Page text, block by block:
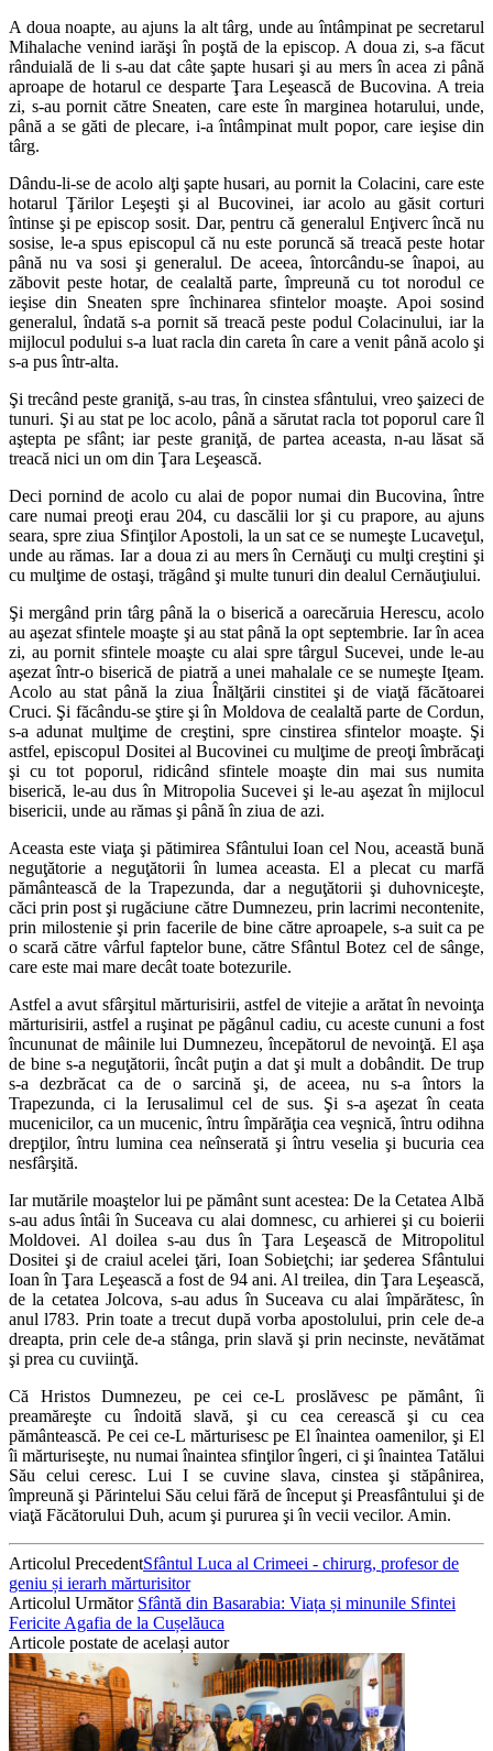
A doua noapte, au ajuns la alt târg, unde au întâmpinat pe secretarul
Mihalache venind iarăşi în poştă de la episcop. A doua zi, s-a făcut
rânduială de li s-au dat câte şapte husari şi au mers în acea zi până
aproape de hotarul ce desparte Ţara Leşească de Bucovina. A treia
zi, s-au pornit către Sneaten, care este în marginea hotarului, unde,
până a se găti de plecare, i-a întâmpinat mult popor, care ieşise din
târg.
Dându-li-se de acolo alţi şapte husari, au pornit la Colacini, care este
hotarul Ţărilor Leşeşti şi al Bucovinei, iar acolo au găsit corturi
întinse şi pe episcop sosit. Dar, pentru că generalul Enţiverc încă nu
sosise, le-a spus episcopul că nu este poruncă să treacă peste hotar
până nu va sosi şi generalul. De aceea, întorcându-se înapoi, au
zăbovit peste hotar, de cealaltă parte, împreună cu tot norodul ce
ieşise din Sneaten spre închinarea sfintelor moaşte. Apoi sosind
generalul, îndată s-a pornit să treacă peste podul Colacinului, iar la
mijlocul podului s-a luat racla din careta în care a venit până acolo şi
s-a pus într-alta.
Şi trecând peste graniţă, s-au tras, în cinstea sfântului, vreo şaizeci de
tunuri. Şi au stat pe loc acolo, până a sărutat racla tot poporul care îl
aştepta pe sfânt; iar peste graniţă, de partea aceasta, n-au lăsat să
treacă nici un om din Ţara Leşească.
Deci pornind de acolo cu alai de popor numai din Bucovina, între
care numai preoţi erau 204, cu dascălii lor şi cu prapore, au ajuns
seara, spre ziua Sfinţilor Apostoli, la un sat ce se numeşte Lucaveţul,
unde au rămas. Iar a doua zi au mers în Cernăuţi cu mulţi creştini şi
cu mulţime de ostaşi, trăgând şi multe tunuri din dealul Cernăuţiului.
Şi mergând prin târg până la o biserică a oarecăruia Herescu, acolo
au aşezat sfintele moaşte şi au stat până la opt septembrie. Iar în acea
zi, au pornit sfintele moaşte cu alai spre târgul Sucevei, unde le-au
aşezat într-o biserică de piatră a unei mahalale ce se numeşte Iţeam.
Acolo au stat până la ziua Înălţării cinstitei şi de viaţă făcătoarei
Cruci. Şi făcându-se ştire şi în Moldova de cealaltă parte de Cordun,
s-a adunat mulţime de creştini, spre cinstirea sfintelor moaşte. Şi
astfel, episcopul Dositei al Bucovinei cu mulţime de preoţi îmbrăcaţi
şi cu tot poporul, ridicând sfintele moaşte din mai sus numita
biserică, le-au dus în Mitropolia Sucevei şi le-au aşezat în mijlocul
bisericii, unde au rămas şi până în ziua de azi.
Aceasta este viaţa şi pătimirea Sfântului Ioan cel Nou, această bună
neguţătorie a neguţătorii în lumea aceasta. El a plecat cu marfă
pământească de la Trapezunda, dar a neguţătorii şi duhovniceşte,
căci prin post şi rugăciune către Dumnezeu, prin lacrimi necontenite,
prin milostenie şi prin facerile de bine către aproapele, s-a suit ca pe
o scară către vârful faptelor bune, către Sfântul Botez cel de sânge,
care este mai mare decât toate botezurile.
Astfel a avut sfârşitul mărturisirii, astfel de vitejie a arătat în nevoinţa
mărturisirii, astfel a ruşinat pe păgânul cadiu, cu aceste cununi a fost
încununat de mâinile lui Dumnezeu, începătorul de nevoinţă. El aşa
de bine s-a neguţătorii, încât puţin a dat şi mult a dobândit. De trup
s-a dezbrăcat ca de o sarcină şi, de aceea, nu s-a întors la
Trapezunda, ci la Ierusalimul cel de sus. Şi s-a aşezat în ceata
mucenicilor, ca un mucenic, întru împărăţia cea veşnică, întru odihna
drepţilor, întru lumina cea neînserată şi întru veselia şi bucuria cea
nesfârşită.
Iar mutările moaştelor lui pe pământ sunt acestea: De la Cetatea Albă
s-au adus întâi în Suceava cu alai domnesc, cu arhierei şi cu boierii
Moldovei. Al doilea s-au dus în Ţara Leşească de Mitropolitul
Dositei şi de craiul acelei ţări, Ioan Sobieţchi; iar şederea Sfântului
Ioan în Ţara Leşească a fost de 94 ani. Al treilea, din Ţara Leşească,
de la cetatea Jolcova, s-au adus în Suceava cu alai împărătesc, în
anul l783. Prin toate a trecut după vorba apostolului, prin cele de-a
dreapta, prin cele de-a stânga, prin slavă şi prin necinste, nevătămat
şi prea cu cuviinţă.
Că Hristos Dumnezeu, pe cei ce-L proslăvesc pe pământ, îi
preamăreşte cu îndoită slavă, şi cu cea cerească şi cu cea
pământească. Pe cei ce-L mărturisesc pe El înaintea oamenilor, şi El
îi mărturiseşte, nu numai înaintea sfinţilor îngeri, ci şi înaintea Tatălui
Său celui ceresc. Lui I se cuvine slava, cinstea şi stăpânirea,
împreună şi Părintelui Său celui fără de început şi Preasfântului şi de
viaţă Făcătorului Duh, acum şi pururea şi în vecii vecilor. Amin.
Articolul PrecedentSfântul Luca al Crimeei - chirurg, profesor de
geniu și ierarh mărturisitor
Articolul Următor Sfântă din Basarabia: Viața și minunile Sfintei
Fericite Agafia de la Cușelăuca
Articole postate de același autor